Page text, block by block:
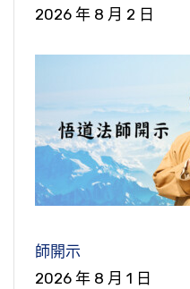
2026 年 8 月 2 日
師開示
2026 年 8 月 1 日